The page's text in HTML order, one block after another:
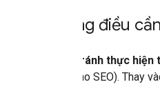
Những điều
Tránh thực
cho SEO). Thay